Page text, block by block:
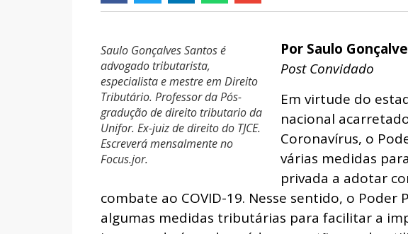
Saulo Gonçalves Santos é
advogado tributarista,
especialista e mestre em Direito
Tributário. Professor da Pós-
gradução de direito tributario da
Unifor. Ex-juiz de direito do TJCE.
Escreverá mensalmente no
Focus.jor.
Por Saulo
Post Convidado
Em virtude do
nacional
Coronavírus, o
várias medidas
privada a adotar
combate ao COVID-19. Nesse sentido, o Poder
algumas medidas tributárias para facilitar a